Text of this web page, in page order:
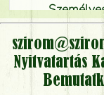
virágcsokrot,
Nyitvatartás